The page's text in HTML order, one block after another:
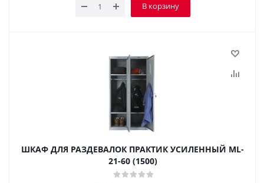
В корзину
ШКАФ ДЛЯ РАЗДЕВАЛОК ПРАКТИК УСИЛЕННЫЙ ML-
21-60 (1500)